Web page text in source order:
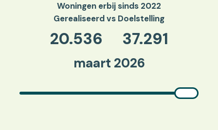
Woningen erbij sinds 2022
Gerealiseerd vs Doelstelling
20.536 37.291
maart 2026